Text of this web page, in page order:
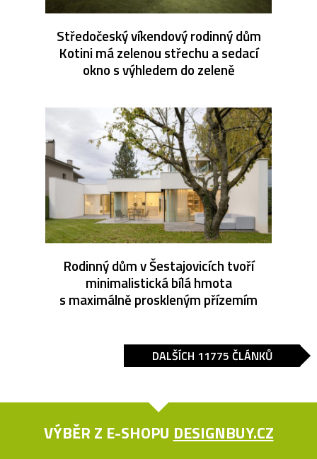
Středočeský víkendový rodinný dům
Kotini má zelenou střechu a sedací
okno s výhledem do zeleně
Rodinný dům v Šestajovicích tvoří
minimalistická bílá hmota
s maximálně proskleným přízemím
DALŠÍCH 11775 ČLÁNKŮ
VÝBĚR Z E-SHOPU DESIGNBUY.CZ